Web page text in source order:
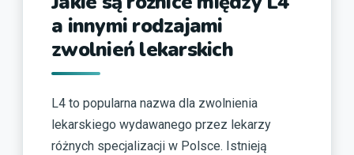
a innymi rodzajami
zwolnień lekarskich
L4 to popularna nazwa dla zwolnienia
lekarskiego wydawanego przez lekarzy
różnych specjalizacji w Polsce. Istnieją